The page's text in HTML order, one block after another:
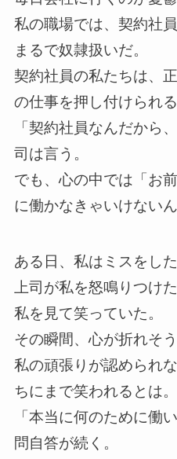
私の職場では、契約社
まるで奴隷扱いだ。
契約社員の私たちは、
の仕事を押し付けられる
「契約社員なんだから
司は言う。
でも、心の中では「お
に働かなきゃいけない
ある日、私はミスをした
上司が私を怒鳴りつけ
私を見て笑っていた。
その瞬間、心が折れそう
私の頑張りが認められ
ちにまで笑われるとは。
「本当に何のために働
問自答が続く。